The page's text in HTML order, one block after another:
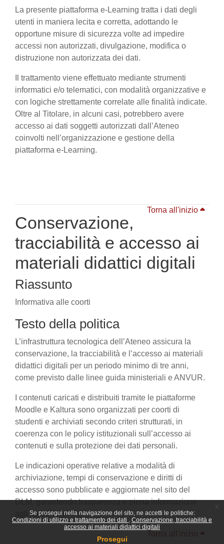
Se prosegui nella navigazione del sito, ne accetti le politiche:
Condizioni di utilizzo e trattamento dei dati
Conservazione, tracciabilità e
accesso ai materiali didattici digitali
Prosegui
La presente piattaforma e-Learning tratta i dati degli
utenti in maniera lecita e corretta, adottando le
opportune misure di sicurezza volte ad impedire
accessi non autorizzati, divulgazione, modifica o
distruzione non autorizzata dei dati.
Il trattamento viene effettuato mediante strumenti
informatici e/o telematici, con modalità organizzative e
con logiche strettamente correlate alle finalità indicate.
Oltre al Titolare, in alcuni casi, potrebbero avere
accesso ai dati soggetti autorizzati dall’Ateneo
coinvolti nell’organizzazione e gestione della
piattaforma e-Learning.
Torna all'inizio
Conservazione,
tracciabilità e accesso ai
materiali didattici digitali
Riassunto
Informativa alle coorti
Testo della politica
L’infrastruttura tecnologica dell’Ateneo assicura la
conservazione, la tracciabilità e l’accesso ai materiali
didattici digitali per un periodo minimo di tre anni,
come previsto dalle linee guida ministeriali e ANVUR.
I contenuti caricati e distribuiti tramite le piattaforme
Moodle e Kaltura sono organizzati per coorti di
studenti e archiviati secondo criteri strutturati, in
coerenza con le policy istituzionali sull’accesso ai
contenuti e sulla protezione dei dati personali.
Le indicazioni operative relative a modalità di
archiviazione, tempi di conservazione e diritti di
accesso sono pubblicate e aggiornate nel sito del
DLM, garantendo trasparenza e piena informazione
agli utenti coinvolti.